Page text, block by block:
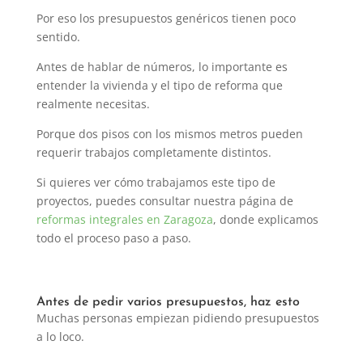
Por eso los presupuestos genéricos tienen poco
sentido.
Antes de hablar de números, lo importante es
entender la vivienda y el tipo de reforma que
realmente necesitas.
Porque dos pisos con los mismos metros pueden
requerir trabajos completamente distintos.
Si quieres ver cómo trabajamos este tipo de
proyectos, puedes consultar nuestra página de
reformas integrales en Zaragoza, donde explicamos
todo el proceso paso a paso.
Antes de pedir varios presupuestos, haz esto
Muchas personas empiezan pidiendo presupuestos
a lo loco.